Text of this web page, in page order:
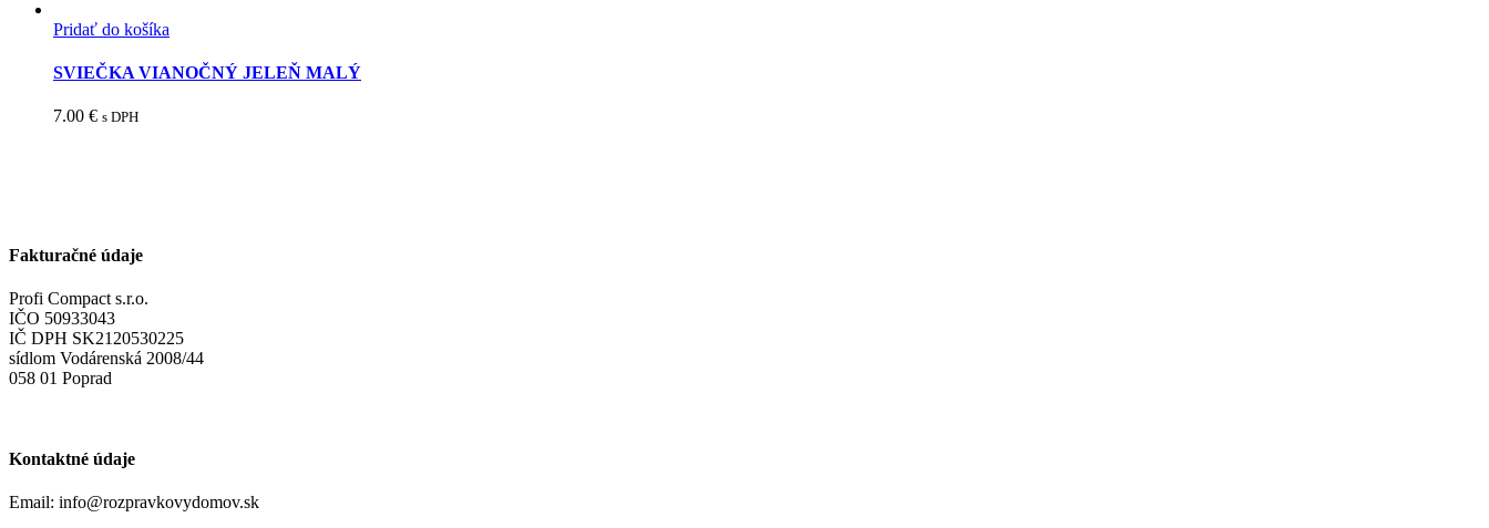
Pridať do košíka
SVIEČKA VIANOČNÝ JELEŇ MALÝ
7.00 € s DPH
Fakturačné údaje
Profi Compact s.r.o.
IČO 50933043
IČ DPH SK2120530225
sídlom Vodárenská 2008/44
058 01 Poprad
Kontaktné údaje
Email: info@rozpravkovydomov.sk